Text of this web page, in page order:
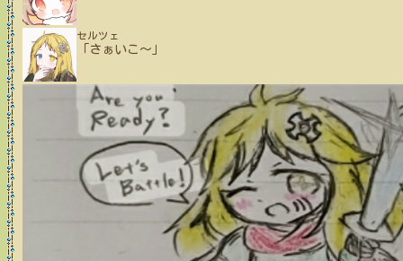
セルツェ
「さぁいこ～」